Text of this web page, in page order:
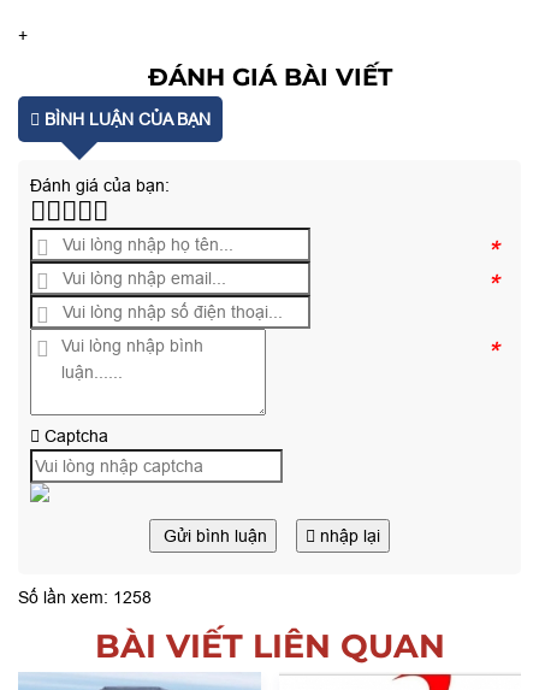
+
ĐÁNH GIÁ BÀI VIẾT
BÌNH LUẬN CỦA BẠN
Đánh giá của bạn:
*
*
*
Captcha
Gửi bình luận nhập lại
Số lần xem: 1258
BÀI VIẾT LIÊN QUAN